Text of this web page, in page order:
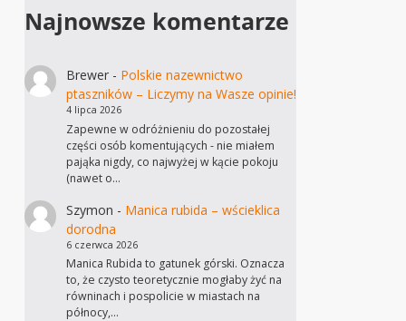
Najnowsze komentarze
Brewer- Polskie nazewnictwo
ptaszników – Liczymy na Wasze opinie!
4 lipca 2026
Zapewne w odróżnieniu do pozostałej
części osób komentujących - nie miałem
pająka nigdy, co najwyżej w kącie pokoju
(nawet o…
Szymon - Manica rubida – wścieklica
dorodna
6 czerwca 2026
Manica Rubida to gatunek górski. Oznacza
to, że czysto teoretycznie mogłaby żyć na
równinach i pospolicie w miastach na
północy,…